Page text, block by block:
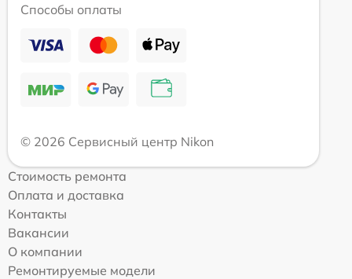
Способы оплаты
© 2026 Сервисный центр Nikon
Стоимость ремонта
Оплата и доставка
Контакты
Вакансии
О компании
Ремонтируемые модели